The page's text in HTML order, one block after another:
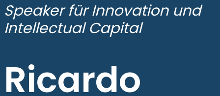
Speaker für Innovation und
Intellectual Capital
Ricardo